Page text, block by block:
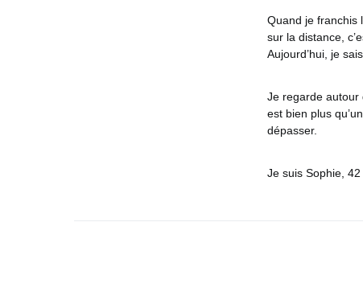
Quand je franchis
sur la distance,
Aujourd’hui, je
Je regarde autour
est bien plus
dépasser.
Je suis Sophie, 42